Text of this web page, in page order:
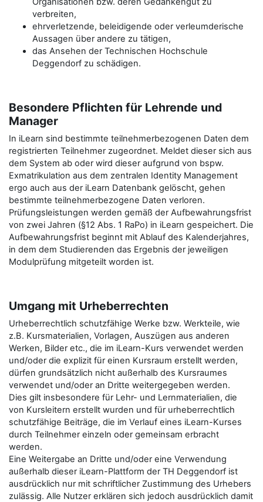
verbreiten,
ehrverletzende, beleidigende oder verleumderische
Aussagen über andere zu tätigen,
das Ansehen der Technischen Hochschule
Deggendorf zu schädigen.
Besondere Pflichten für Lehrende und
Manager
In iLearn sind bestimmte teilnehmerbezogenen Daten dem
registrierten Teilnehmer zugeordnet. Meldet dieser sich aus
dem System ab oder wird dieser aufgrund von bspw.
Exmatrikulation aus dem zentralen Identity Management
ergo auch aus der iLearn Datenbank gelöscht, gehen
bestimmte teilnehmerbezogene Daten verloren.
Prüfungsleistungen werden gemäß der Aufbewahrungsfrist
von zwei Jahren (§12 Abs. 1 RaPo) in iLearn gespeichert. Die
Aufbewahrungsfrist beginnt mit Ablauf des Kalenderjahres,
in dem dem Studierenden das Ergebnis der jeweiligen
Modulprüfung mitgeteilt worden ist.
Umgang mit Urheberrechten
Urheberrechtlich schutzfähige Werke bzw. Werkteile, wie
z.B. Kursmaterialien, Vorlagen, Auszügen aus anderen
Werken, Bilder etc., die im iLearn-Kurs verwendet werden
und/oder die explizit für einen Kursraum erstellt werden,
dürfen grundsätzlich nicht außerhalb des Kursraumes
verwendet und/oder an Dritte weitergegeben werden.
Dies gilt insbesondere für Lehr- und Lernmaterialien, die
von Kursleitern erstellt wurden und für urheberrechtlich
schutzfähige Beiträge, die im Verlauf eines iLearn-Kurses
durch Teilnehmer einzeln oder gemeinsam erbracht
werden.
Eine Weitergabe an Dritte und/oder eine Verwendung
außerhalb dieser iLearn-Plattform der TH Deggendorf ist
ausdrücklich nur mit schriftlicher Zustimmung des Urhebers
zulässig. Alle Nutzer erklären sich jedoch ausdrücklich damit